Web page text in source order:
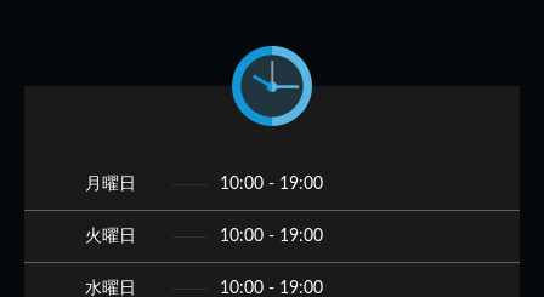
月曜日 10:00 - 19:00
火曜日 10:00 - 19:00
水曜日 10:00 - 19:00